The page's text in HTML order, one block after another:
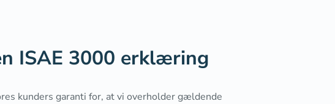
ISAE 3000 erklæring
kunders garanti for, at vi overholder gældende